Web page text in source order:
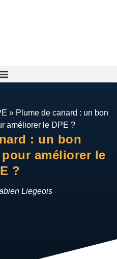
» Plume de canard : un bon
améliorer le DPE ?
: un bon
améliorer le
?
Liegeois